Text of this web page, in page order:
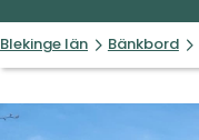
Blekinge län Bänkbord